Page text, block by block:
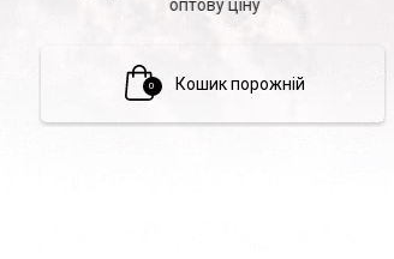
оптову ціну
0 Кошик порожній